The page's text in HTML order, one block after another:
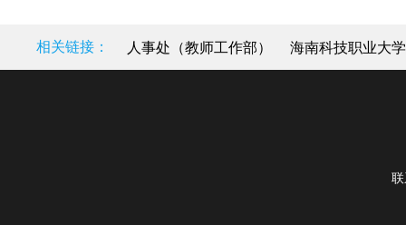
相关链接： 人事处（教师工作部） 海南科技职业大学
联